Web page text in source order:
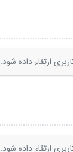
ارتقاء داده شود.
ارتقاء داده شود.